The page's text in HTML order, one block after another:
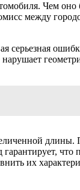
Чем
между
серьезная
что
их